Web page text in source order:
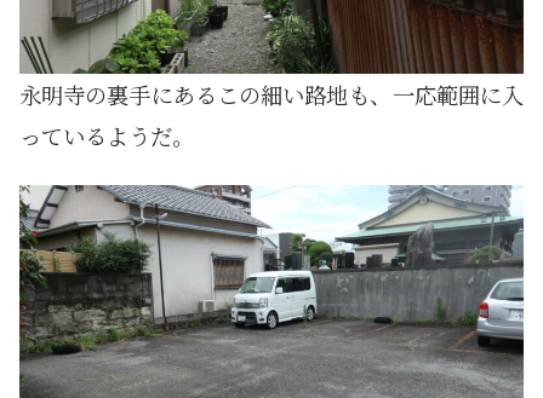
永明寺の裏手にあるこの細い路地も、一応範囲に入
っているようだ。